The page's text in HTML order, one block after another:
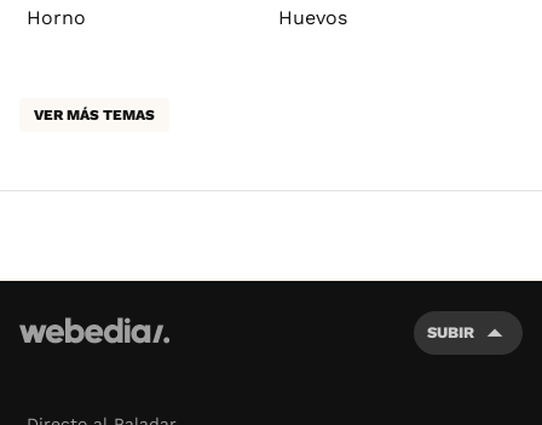
Horno Huevos
VER MÁS TEMAS
SUBIR